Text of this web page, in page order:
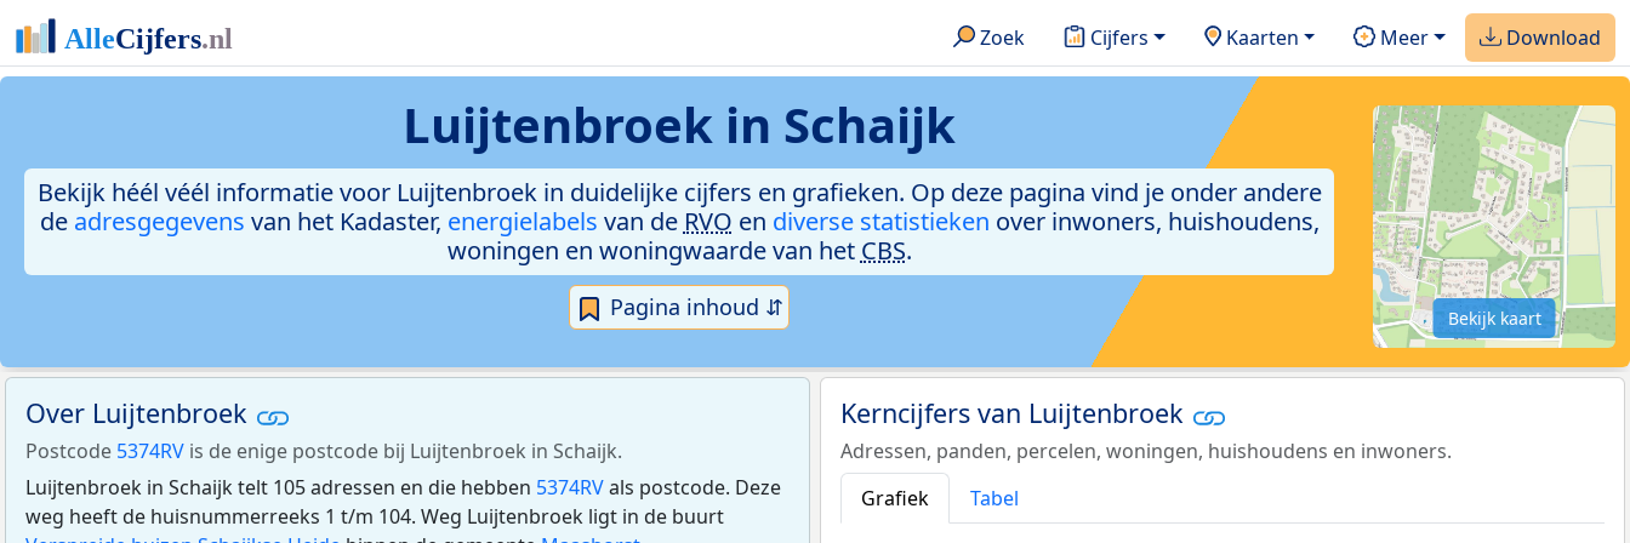
Zoek Cijfers Kaarten Meer Download
Luijtenbroek in Schaijk
Bekijk héél véél informatie voor Luijtenbroek in duidelijke cijfers en grafieken. Op deze pagina vind je onder andere
de adresgegevens van het Kadaster, energielabels van de RVO en diverse statistieken over inwoners, huishoudens,
woningen en woningwaarde van het CBS.
Pagina inhoud ⇵ Bekijk kaart
Over Luijtenbroek
Postcode 5374RV is de enige postcode bij Luijtenbroek in Schaijk.
Luijtenbroek in Schaijk telt 105 adressen en die hebben 5374RVals postcode. Deze
weg heeft de huisnummerreeks 1 t/m 104. Weg Luijtenbroek ligt in de buurt
Kerncijfers van Luijtenbroek
Adressen, panden, percelen, woningen, huishoudens en inwoners.
Grafiek
Tabel